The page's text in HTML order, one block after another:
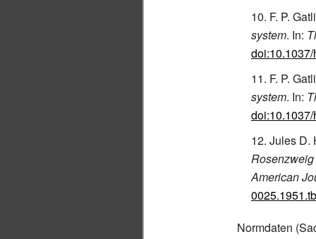
F. P.
system. In:
F. P.
system. In:
Jules D.
American
Normdaten